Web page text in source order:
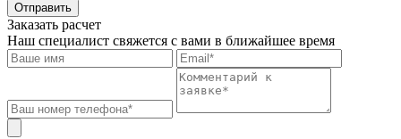
Отправить
Заказать расчет
Наш специалист свяжется с вами в ближайшее время